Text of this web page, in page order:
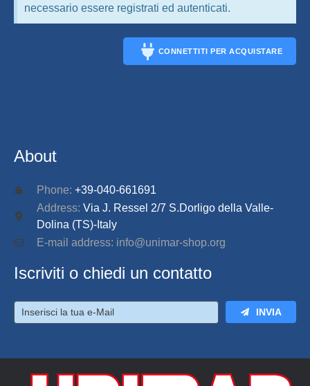
necessario essere registrati ed autenticati.
CONNETTITI PER ACQUISTARE
About
Phone: +39-040-661691
Address: Via J. Ressel 2/7 S.Dorligo della Valle-
Dolina (TS)-Italy
E-mail address: info@unimar-shop.org
Iscriviti o chiedi un contatto
INVIA